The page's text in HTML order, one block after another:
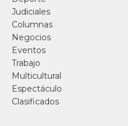
Judiciales
Columnas
Negocios
Eventos
Trabajo
Multicultural
Espectáculo
Clasificados